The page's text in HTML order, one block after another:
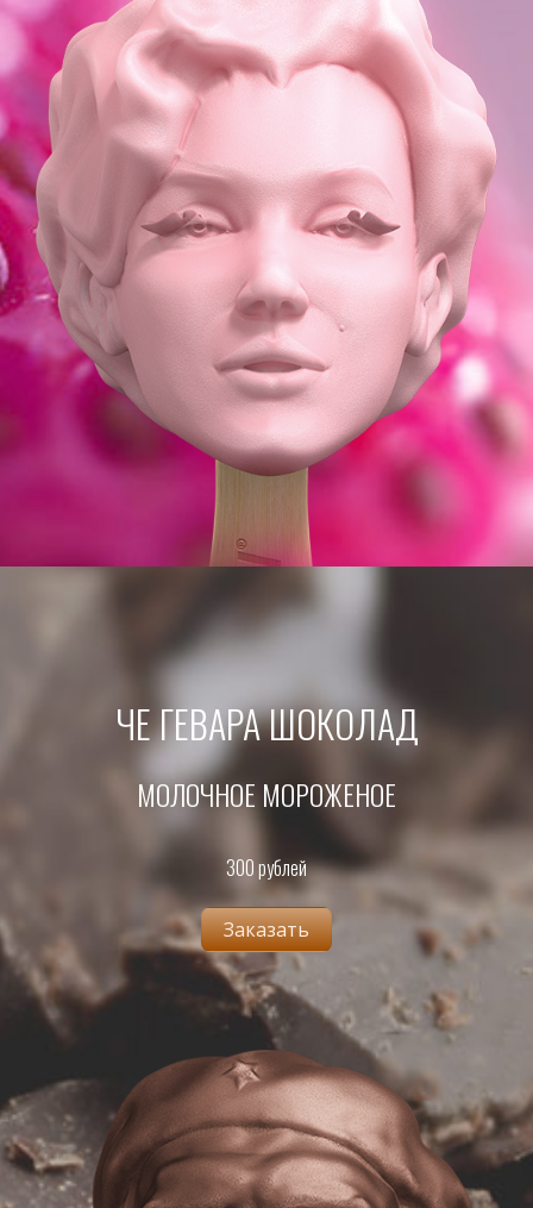
ЧЕ ГЕВАРА ШОКОЛАД
МОЛОЧНОЕ МОРОЖЕНОЕ
300 рублей
Заказать